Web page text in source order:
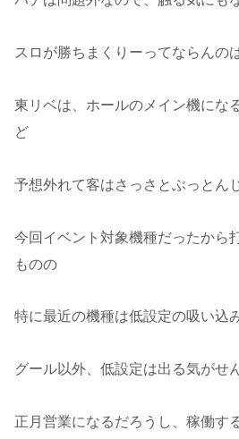
スロが勝ちまくりーってならんの
東リベは、ホールのメイン機にな
ど
予想外れて客はさっさとぶっとん
今回イベント対象機種だったから
ものの
特に最近の機種は低設定の吸い込
グール以外、低設定は出る気がせ
正月営業になるだろうし、稼働す